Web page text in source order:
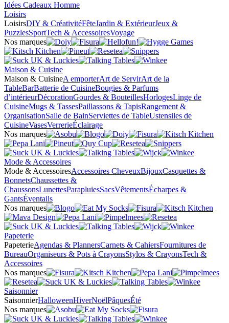
Idées Cadeaux Homme
Loisirs
LoisirsDIY & CréativitéFêteJardin & ExtérieurJeux &
PuzzlesSportTech & AccessoiresVoyage
Nos marques
Maison & Cuisine
Maison & CuisineA emporterArt de ServirArt de la
TableBarBatterie de CuisineBougies & Parfums
d’intérieurDécorationGourdes & BouteillesHorlogesLinge de
CuisineMugs & TassesPaillassons & TapisRangement &
OrganisationSalle de BainServiettes de TableUstensiles de
CuisineVasesVerrerieÉclairage
Nos marques
Mode & Accessoires
Mode & AccessoiresAccessoires CheveuxBijouxCasquettes &
BonnetsChaussettes &
ChaussonsLunettesParapluiesSacsVêtementsÉcharpes &
GantsÉventails
Nos marques
Papeterie
PapeterieAgendas & PlannersCarnets & CahiersFournitures de
BureauOrganiseurs & Pots à CrayonsStylos & CrayonsTech &
Accessoires
Nos marques
Saisonnier
SaisonnierHalloweenHiverNoëlPâquesÉté
Nos marques